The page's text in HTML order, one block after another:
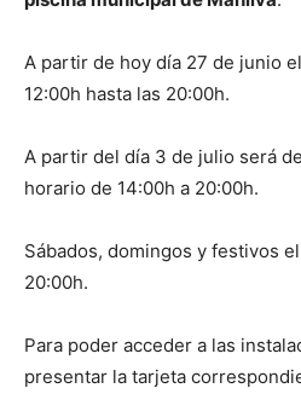
A partir de hoy día 27 de junio
12:00h hasta las 20:00h.
A partir del día 3 de julio será
horario de 14:00h a 20:00h.
Sábados, domingos y festivos
20:00h.
Para poder acceder a las
presentar la tarjeta